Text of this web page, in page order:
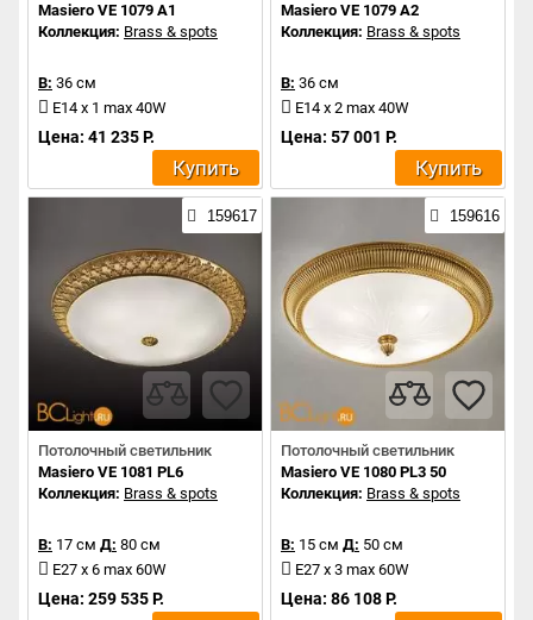
Masiero VE 1079 A1
Коллекция: Brass & spots
В: 36 см
E14 x 1 max 40W
Цена: 41 235 Р.
Купить
Masiero VE 1079 A2
Коллекция: Brass & spots
В: 36 см
E14 x 2 max 40W
Цена: 57 001 Р.
Купить
159617
Потолочный светильник
Masiero VE 1081 PL6
Коллекция: Brass & spots
В: 17 см Д: 80 см
E27 x 6 max 60W
Цена: 259 535 Р.
159616
Потолочный светильник
Masiero VE 1080 PL3 50
Коллекция: Brass & spots
В: 15 см Д: 50 см
E27 x 3 max 60W
Цена: 86 108 Р.